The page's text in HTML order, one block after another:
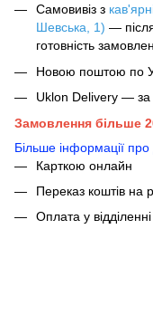
Самовивіз з
Шевська, 1) —
готовність
Новою поштою по
Uklon Delivery — за
Замовлення більше
Більше інформації про
Карткою онлайн
Переказ коштів
Оплата у